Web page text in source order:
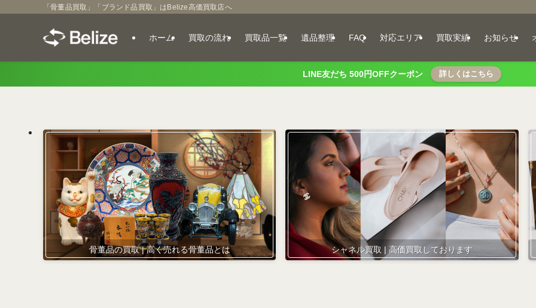
「骨董品買取」「ブランド品買取」はBelize高価買取店へ
ホーム 買取の流れ 買取品一覧 遺品整理 FAQ 対応エリア 買取実績 お知らせ
LINE友だち 500円OFFクーポン 詳しくはこちら
骨董品の買取 | 高く売れる骨董品とは シャネル買取 | 高価買取しております